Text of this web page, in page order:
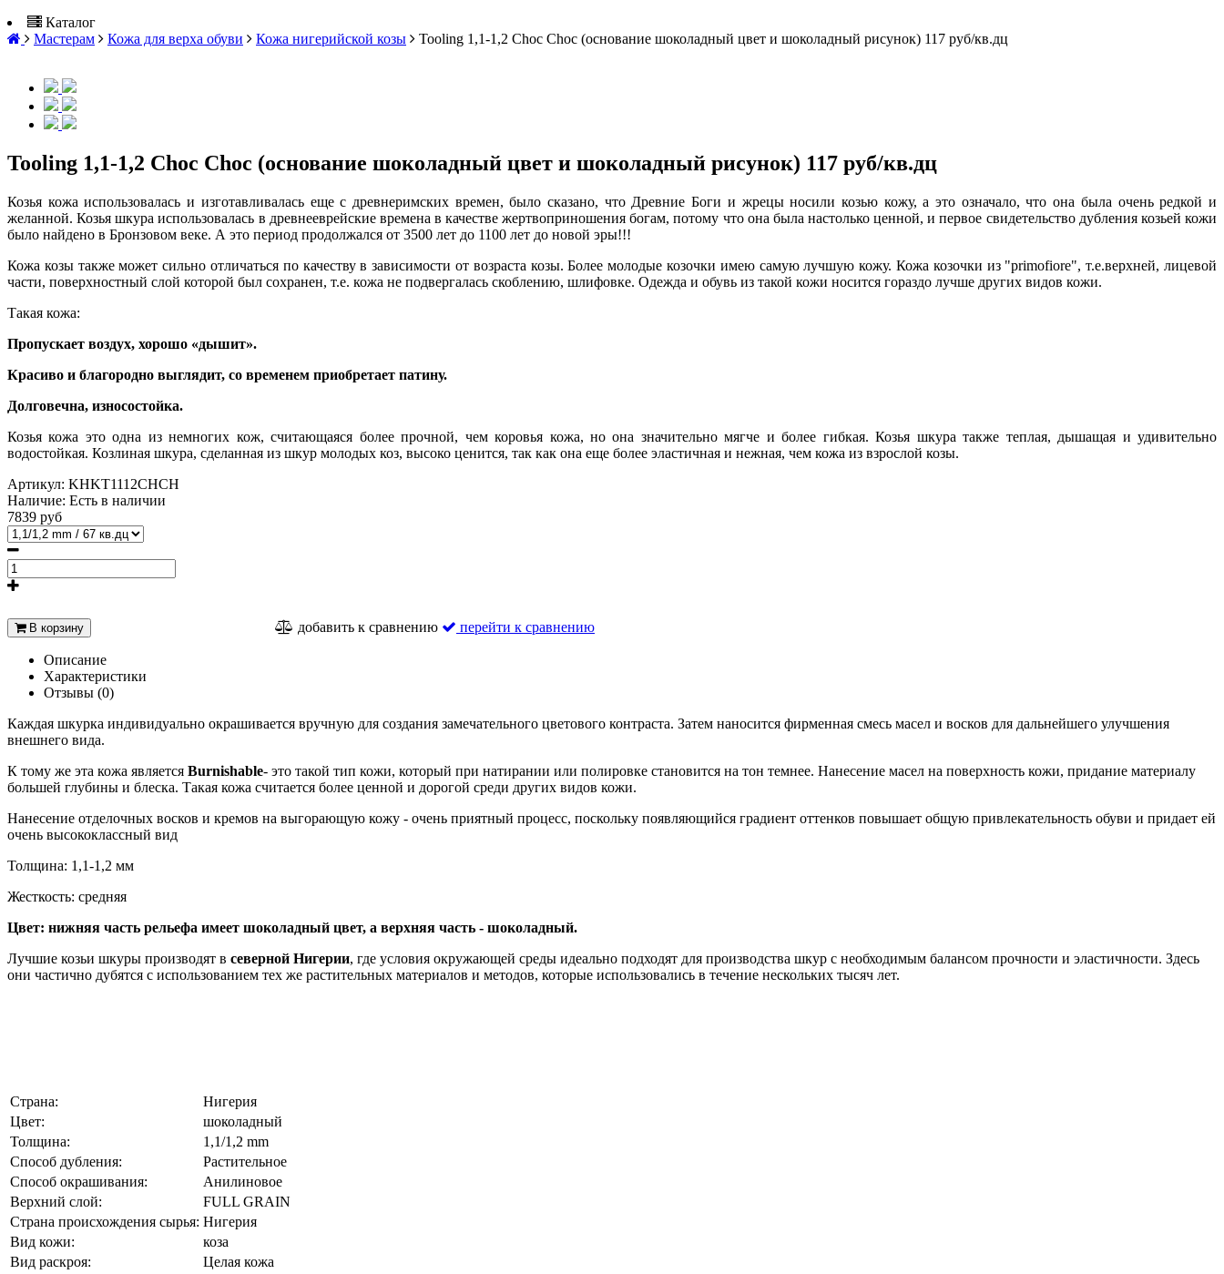
Каталог
Мастерам
Кожа для верха обуви Кожа нигерийской козы Tooling 1,1-1,2 Choc Choc (основание шоколадный цвет и шоколадный рисунок) 117 руб/кв.дц
Tooling 1,1-1,2 Choc Choc (основание шоколадный цвет и шоколадный рисунок) 117 руб/кв.дц
Козья кожа использовалась и изготавливалась еще с древнеримских времен, было сказано, что Древние Боги и жрецы носили козью кожу, а это означало, что она была очень редкой и
желанной. Козья шкура использовалась в древнееврейские времена в качестве жертвоприношения богам, потому что она была настолько ценной, и первое свидетельство дубления козьей кожи
было найдено в Бронзовом веке. А это период продолжался от 3500 лет до 1100 лет до новой эры!!!
Кожа козы также может сильно отличаться по качеству в зависимости от возраста козы. Более молодые козочки имею самую лучшую кожу. Кожа козочки из "primofiore", т.е.верхней, лицевой
части, поверхностный слой которой был сохранен, т.е. кожа не подвергалась скоблению, шлифовке. Одежда и обувь из такой кожи носится гораздо лучше других видов кожи.
Такая кожа:
Пропускает воздух, хорошо «дышит».
Красиво и благородно выглядит, со временем приобретает патину.
Долговечна, износостойка.
Козья кожа это одна из немногих кож, считающаяся более прочной, чем коровья кожа, но она значительно мягче и более гибкая. Козья шкура также теплая, дышащая и удивительно
водостойкая. Козлиная шкура, сделанная из шкур молодых коз, высоко ценится, так как она еще более эластичная и нежная, чем кожа из взрослой козы.
Артикул: KHKT1112CHCH
Наличие: Есть в наличии
7839 руб
В корзину добавить к сравнению перейти к сравнению
Описание
Характеристики
Отзывы (0)
Каждая шкурка индивидуально окрашивается вручную для создания замечательного цветового контраста. Затем наносится фирменная смесь масел и восков для дальнейшего улучшения
внешнего вида.
К тому же эта кожа является Burnishable- это такой тип кожи, который при натирании или полировке становится на тон темнее. Нанесение масел на поверхность кожи, придание материалу
большей глубины и блеска. Такая кожа считается более ценной и дорогой среди других видов кожи.
Нанесение отделочных восков и кремов на выгорающую кожу - очень приятный процесс, поскольку появляющийся градиент оттенков повышает общую привлекательность обуви и придает ей
очень высококлассный вид
Толщина: 1,1-1,2 мм
Жесткость: средняя
Цвет: нижняя часть рельефа имеет шоколадный цвет, а верхняя часть - шоколадный.
Лучшие козьи шкуры производят в северной Нигерии, где условия окружающей среды идеально подходят для производства шкур с необходимым балансом прочности и эластичности. Здесь
они частично дубятся с использованием тех же растительных материалов и методов, которые использовались в течение нескольких тысяч лет.
Страна:
Нигерия
Цвет:
шоколадный
Толщина:
1,1/1,2 mm
Способ дубления:
Растительное
Способ окрашивания:
Анилиновое
Верхний слой:
FULL GRAIN
Страна происхождения сырья: Нигерия
Вид кожи:
коза
Вид раскроя:
Целая кожа